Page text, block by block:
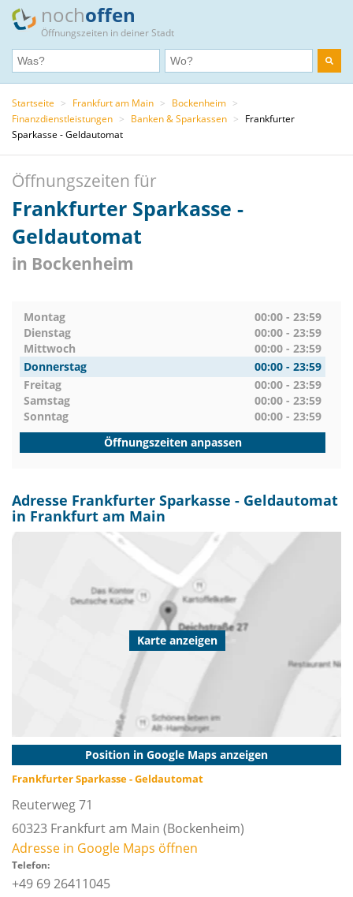
nochoffen
Öffnungszeiten in deiner Stadt
Startseite > Frankfurt am Main > Bockenheim >
Finanzdienstleistungen > Banken & Sparkassen > Frankfurter
Sparkasse - Geldautomat
Öffnungszeiten für
Frankfurter Sparkasse -
Geldautomat
in Bockenheim
Montag
00:00 - 23:59
Dienstag
00:00 - 23:59
Mittwoch
00:00 - 23:59
Donnerstag
00:00 - 23:59
Freitag
00:00 - 23:59
Samstag
00:00 - 23:59
Sonntag
00:00 - 23:59
Öffnungszeiten anpassen
Adresse Frankfurter Sparkasse - Geldautomat
in Frankfurt am Main
Karte anzeigen
Position in Google Maps anzeigen
Frankfurter Sparkasse - Geldautomat
Reuterweg 71
60323 Frankfurt am Main (Bockenheim)
Adresse in Google Maps öffnen
Telefon:
+49 69 26411045